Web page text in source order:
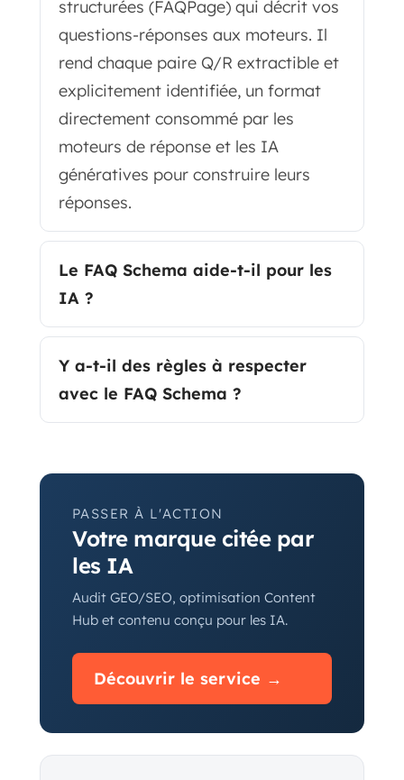
structurées (FAQPage) qui décrit vos
questions-réponses aux moteurs. Il
rend chaque paire Q/R extractible et
explicitement identifiée, un format
directement consommé par les
moteurs de réponse et les IA
génératives pour construire leurs
réponses.
Le FAQ Schema aide-t-il pour les
IA ?
Y a-t-il des règles à respecter
avec le FAQ Schema ?
PASSER À L'ACTION
Votre marque citée par
les IA
Audit GEO/SEO, optimisation Content
Hub et contenu conçu pour les IA.
Découvrir le service →